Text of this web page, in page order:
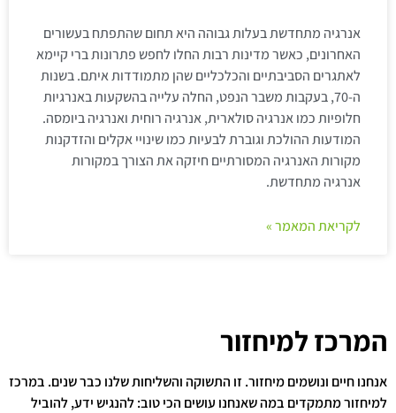
אנרגיה מתחדשת בעלות גבוהה היא תחום שהתפתח בעשורים
האחרונים, כאשר מדינות רבות החלו לחפש פתרונות ברי קיימא
לאתגרים הסביבתיים והכלכליים שהן מתמודדות איתם. בשנות
ה-70, בעקבות משבר הנפט, החלה עלייה בהשקעות באנרגיות
חלופיות כמו אנרגיה סולארית, אנרגיה רוחית ואנרגיה ביומסה.
המודעות ההולכת וגוברת לבעיות כמו שינויי אקלים והזדקנות
מקורות האנרגיה המסורתיים חיזקה את הצורך במקורות
אנרגיה מתחדשת.
לקריאת המאמר »
המרכז למיחזור
אנחנו חיים ונושמים מיחזור. זו התשוקה והשליחות שלנו כבר שנים. במרכז
למיחזור מתמקדים במה שאנחנו עושים הכי טוב: להנגיש ידע, להוביל